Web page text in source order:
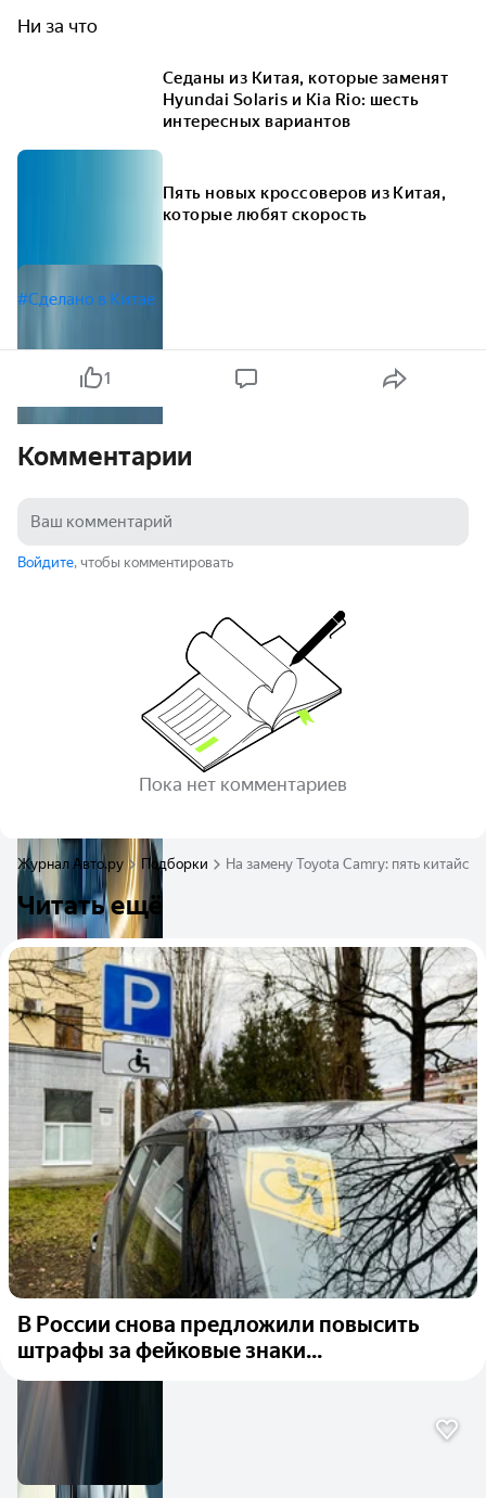
Ни за что
Седаны из Китая, которые заменят
Hyundai Solaris и Kia Rio: шесть
интересных вариантов
Пять новых кроссоверов из Китая,
которые любят скорость
#Сделано в Китае
1
Комментарии
Войдите, чтобы комментировать
Пока нет комментариев
Журнал Авто.ру Подборки На замену Toyota Camry: пять
Читать ещё
В России снова предложили повысить
штрафы за фейковые знаки...